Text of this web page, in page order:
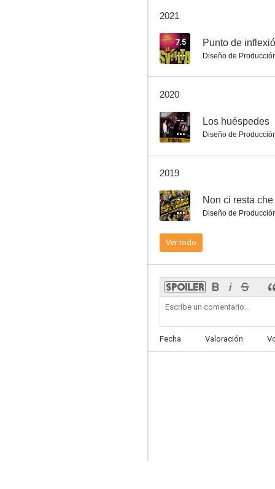
Mia
--
--
--
2021
7.5 Punto de
Diseño de
2020
-- Los huéspedes
Diseño de
2019
-- Non ci resta
Diseño de
Ver todo
Fecha Valoración